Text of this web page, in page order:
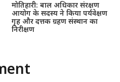
मोतिहारी: बाल अधिकार संरक्षण
आयोग के सदस्य ने किया पर्यवेक्षण
गृह और दत्तक ग्रहण संस्थान का
निरीक्षण